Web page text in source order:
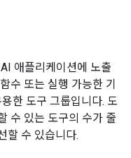
애플리케이션에 노출
수 또는 실행 가능한 기
한 도구 그룹입니다. 도
수 있는 도구의 수가 줄
할 수 있습니다.